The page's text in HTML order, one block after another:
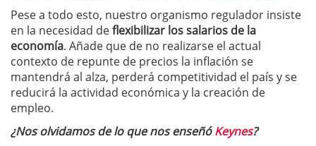
Pese a todo esto, nuestro organismo regulador insiste
en la necesidad deflexibilizar los salarios de la
economía. Añade que de no realizarse el actual
contexto de repunte de precios la inflación se
mantendrá al alza, perderá competitividad el país y se
reducirá la actividad económica y la creación de
empleo.
¿Nos olvidamos de lo que nos enseñóKeynes?